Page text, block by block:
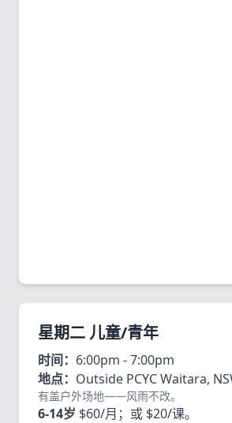
星期二 儿童/青年
时间： 6:00pm - 7:00pm
地点： Outside PCYC Waitara,
有盖户外场地——风雨不改。
6-14岁 $60/月；或 $20/课。